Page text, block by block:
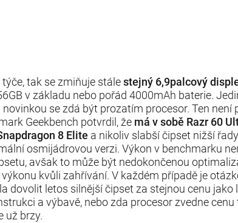
tak se zmiňuje stálestejný 6,9palcový
v základu nebo pořád 4000mAh baterie.
se zdá být prozatím procesor. Ten není
Geekbench potvrdil, že má v sobě Razr 60
8 Elite a nikoliv slabší čipset nižší
osmijádrovou verzi. Výkon v benchmarku
avšak to může být nedokončenou
kvůli zahřívání. V každém případě je
dovolit letos silnější čipset za stejnou cenu jako
a výbavě, nebo zda procesor zvedne cenu
už brzy.